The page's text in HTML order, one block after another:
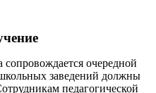
очередной
заведений должны
педагогической